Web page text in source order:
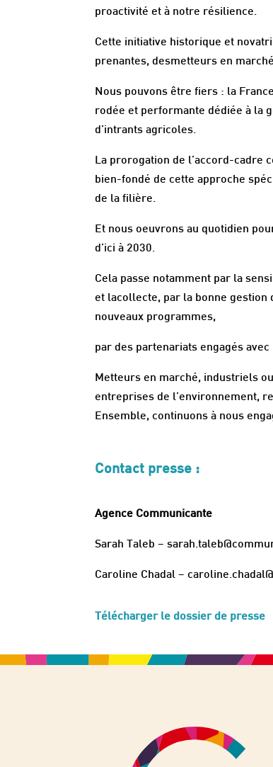
proactivité et à notre résilience.
Cette initiative historique et
prenantes, desmetteurs en
Nous pouvons être fiers : la
rodée et performante dédiée à la
d’intrants agricoles.
La prorogation de l’accord-cadre
bien-fondé de cette approche
de la filière.
Et nous oeuvrons au quotidien
d’ici à 2030.
Cela passe notamment par la
et lacollecte, par la bonne
nouveaux programmes,
par des partenariats engagés
Metteurs en marché, industriels
entreprises de l’environnement,
Ensemble, continuons à nous
Contact presse :
Agence Communicante
Sarah Taleb –
Caroline Chadal –
Télécharger le dossier de presse